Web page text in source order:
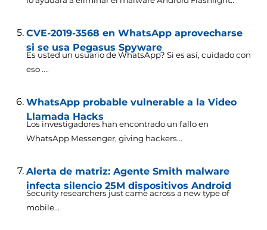
CVE-2019-3568 en WhatsApp aprovecharse
si se usa Pegasus Spyware
Es usted un usuario de WhatsApp? Si es así, cuidado con
eso ....
WhatsApp probable vulnerable a la Video
Llamada Hacks
Los investigadores han encontrado un fallo en
WhatsApp Messenger, giving hackers...
Alerta de matriz: Agente Smith malware
infecta silencio 25M dispositivos Android
Security researchers just came across a new type of
mobile...